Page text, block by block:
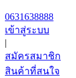
0631638888
เข้าสู่ระบบ
|
สมัครสมาชิก
สินค้าที่สนใจ